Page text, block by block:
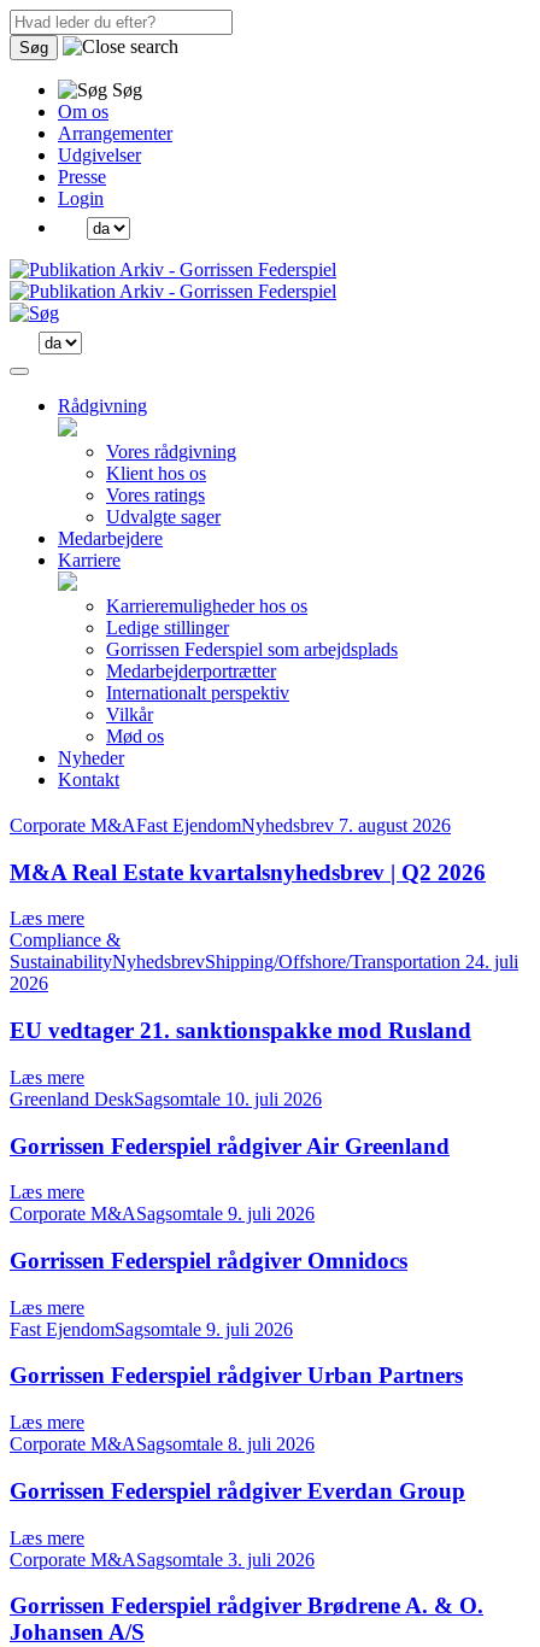
Søg
Søg
Om os
Arrangementer
Udgivelser
Presse
Login
Rådgivning
Vores rådgivning
Klient hos os
Vores ratings
Udvalgte sager
Medarbejdere
Karriere
Karrieremuligheder hos os
Ledige stillinger
Gorrissen Federspiel som arbejdsplads
Medarbejderportrætter
Internationalt perspektiv
Vilkår
Mød os
Nyheder
Kontakt
Corporate M&AFast EjendomNyhedsbrev 7. august 2026
M&A Real Estate kvartalsnyhedsbrev | Q2 2026
Læs mere
Compliance &
SustainabilityNyhedsbrevShipping/Offshore/Transportation 24. juli
2026
EU vedtager 21. sanktionspakke mod Rusland
Læs mere
Greenland DeskSagsomtale 10. juli 2026
Gorrissen Federspiel rådgiver Air Greenland
Læs mere
Corporate M&ASagsomtale 9. juli 2026
Gorrissen Federspiel rådgiver Omnidocs
Læs mere
Fast EjendomSagsomtale 9. juli 2026
Gorrissen Federspiel rådgiver Urban Partners
Læs mere
Corporate M&ASagsomtale 8. juli 2026
Gorrissen Federspiel rådgiver Everdan Group
Læs mere
Corporate M&ASagsomtale 3. juli 2026
Gorrissen Federspiel rådgiver Brødrene A. & O.
Johansen A/S